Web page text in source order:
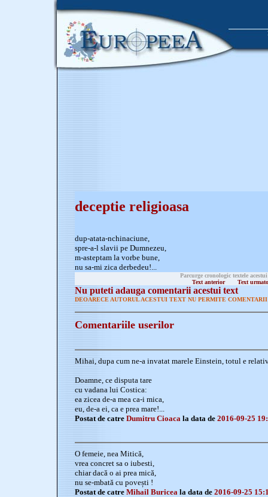
deceptie religioasa
dup-atata-nchinaciune,
spre-a-l slavii pe Dumnezeu,
m-asteptam la vorbe bune,
nu sa-mi zica derbedeu!...
Parcurge cronologic textele
Text anterior
Text
Nu puteti adauga comentarii acestui text
DEOARECE AUTORUL ACESTUI TEXT NU PERMITE
Comentariile userilor
Mihai, dupa cum ne-a invatat marele Einstein, totul e
Doamne, ce disputa tare
cu vadana lui Costica:
ea zicea de-a mea ca-i mica,
eu, de-a ei, ca e prea mare!...
Postat de catre Dumitru Cioaca la data de 2016-09-25
O femeie, nea Mitică,
vrea concret sa o iubesti,
chiar dacă o ai prea mică,
nu se-mbată cu povești !
Postat de catre Mihail Buricea la data de 2016-09-25